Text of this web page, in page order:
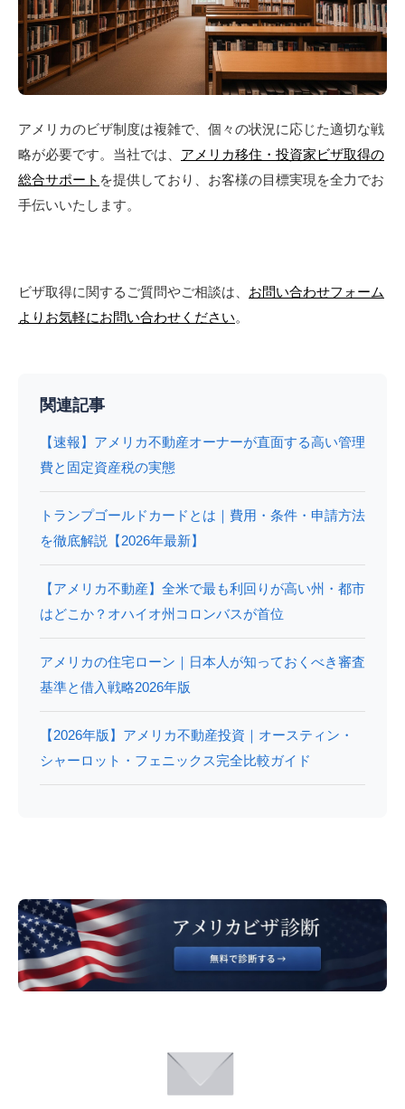
アメリカのビザ制度は複雑で、個々の状況に応じた適切な戦
略が必要です。当社では、 アメリカ移住・投資家ビザ取得の
総合サポート を提供しており、お客様の目標実現を全力でお
手伝いいたします。
ビザ取得に関するご質問やご相談は、 お問い合わせフォーム
よりお気軽にお問い合わせください。
関連記事
【速報】アメリカ不動産オーナーが直面する高い管理
費と固定資産税の実態
トランプゴールドカードとは｜費用・条件・申請方法
を徹底解説【2026年最新】
【アメリカ不動産】全米で最も利回りが高い州・都市
はどこか？オハイオ州コロンバスが首位
アメリカの住宅ローン｜日本人が知っておくべき審査
基準と借入戦略2026年版
【2026年版】アメリカ不動産投資｜オースティン・
シャーロット・フェニックス完全比較ガイド